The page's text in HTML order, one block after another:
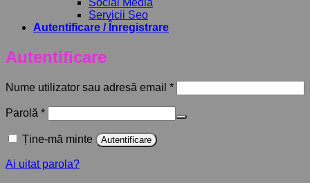
Servicii Seo
Autentificare / Înregistrare
Autentificare
Nume utilizator sau adresă email *Obligatoriu
Parolă *Obligatoriu
Ține-mă minte Autentificare
Ai uitat parola?